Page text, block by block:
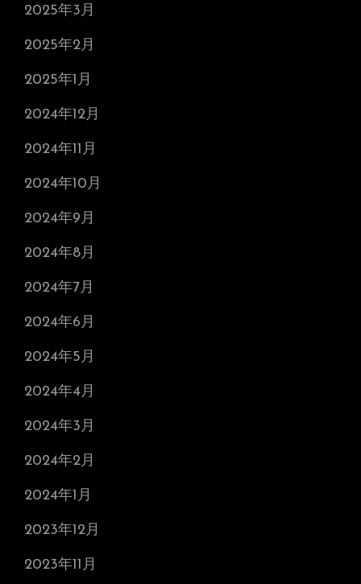
2025年3月
2025年2月
2025年1月
2024年12月
2024年11月
2024年10月
2024年9月
2024年8月
2024年7月
2024年6月
2024年5月
2024年4月
2024年3月
2024年2月
2024年1月
2023年12月
2023年11月